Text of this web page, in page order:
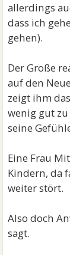
allerdings
dass ich
gehen).
Der Große
auf den
zeigt ihm
wenig gut
seine
Eine Frau
Kindern, da
weiter stört.
Also doch
sagt.